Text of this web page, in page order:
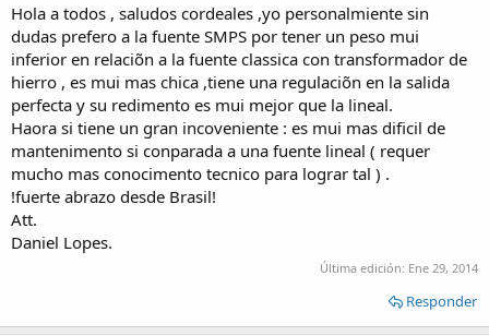
Hola a todos , saludos cordeales ,yo personalmiente sin
dudas prefero a la fuente SMPS por tener un peso mui
inferior en relaciõn a la fuente classica con transformador de
hierro , es mui mas chica ,tiene una regulaciõn en la salida
perfecta y su redimento es mui mejor que la lineal.
Haora si tiene un gran incoveniente : es mui mas dificil de
mantenimento si conparada a una fuente lineal ( requer
mucho mas conocimento tecnico para lograr tal ) .
!fuerte abrazo desde Brasil!
Att.
Daniel Lopes.
Última edición: Ene 29, 2014
Responder